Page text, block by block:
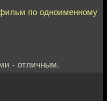
по одноименному
- отличным.